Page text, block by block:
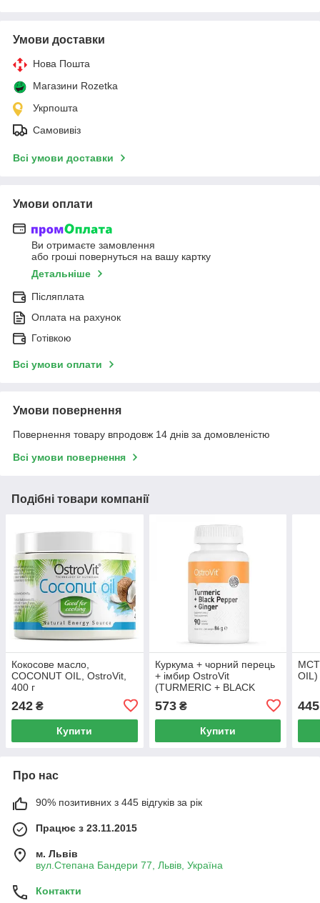
Умови доставки
Нова Пошта
Магазини Rozetka
Укрпошта
Самовивіз
Всі умови доставки
Умови оплати
Ви отримаєте замовлення
або гроші повернуться на вашу картку
Детальніше
Післяплата
Оплата на рахунок
Готівкою
Всі умови оплати
Умови повернення
Повернення товару впродовж 14 днів за домовленістю
Всі умови повернення
Подібні товари компанії
Кокосове масло,
COCONUT OIL, OstroVit,
400 г
242 ₴
Купити
Куркума + чорний перець
+ імбир OstroVit
(TURMERIC + BLACK
таблеток
573₴
Купити
МСТ
445
Про нас
90% позитивних з 445 відгуків за рік
Працює з 23.11.2015
м. Львів
вул.Степана Бандери 77, Львів, Україна
Контакти